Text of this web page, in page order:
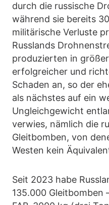
durch die russische
während sie bereits
militärische Verluste
Russlands
produzierten in
erfolgreicher und
Schaden an, so der
als nächstes auf ein
Ungleichgewicht
verwies, nämlich die
Gleitbomben, von
Westen kein
Seit 2023 habe
135.000 Gleitbomben